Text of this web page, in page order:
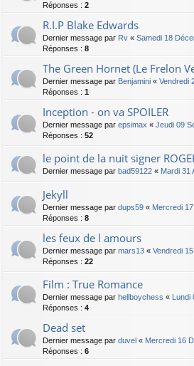
Réponses : 2
R.I.P Blake Edwards
Dernier message par Rv « Samedi 18
Réponses : 8
The Green Hornet (Le Frelon
Dernier message par Benjamini « Vendredi
Réponses : 1
Inception - on va SPOILER
Dernier message par epsimax « Jeudi 09
Réponses : 52
le point de la nuit signer
Dernier message par bad59122 « Mardi 31
Jekyll
Dernier message par dups59 « Mercredi
Réponses : 8
les feux de l amours
Dernier message par mars13 « Vendredi
Réponses : 22
Film : True Romance
Dernier message par hellboychess «
Réponses : 4
Dead set
Dernier message par duvel « Mercredi 16
Réponses : 6